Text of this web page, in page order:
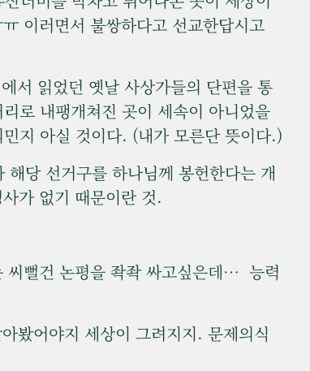
이러면서 불쌍하다고 선교한답시고
서 읽었던 옛날 사상가들의 단편을 통
로 내팽개쳐진 곳이 세속이 아니었을
지 아실 것이다. (내가 모른단 뜻이다.)
당 선거구를 하나님께 봉헌한다는 개
가 없기 때문이란 것.
씨뻘건 논평을 좍좍 싸고싶은데… 능력
봤어야지 세상이 그려지지. 문제의식